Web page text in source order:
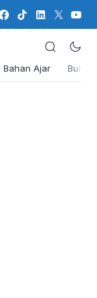
Bahan Ajar Buku